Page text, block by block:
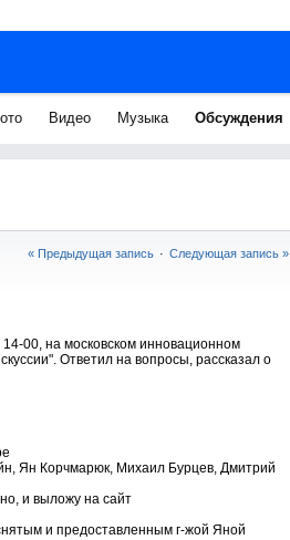
Видео Музыка Обсуждения
« Предыдущая запись · Следующая запись »
00, на московском инновационном
Ответил на вопросы, рассказал о
Ян Корчмарюк, Михаил Бурцев, Дмитрий
и выложу на сайт
и предоставленным г-жой Яной